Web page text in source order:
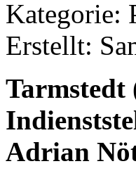
Kategorie:
Erstellt:
Tarmstedt
Adrian